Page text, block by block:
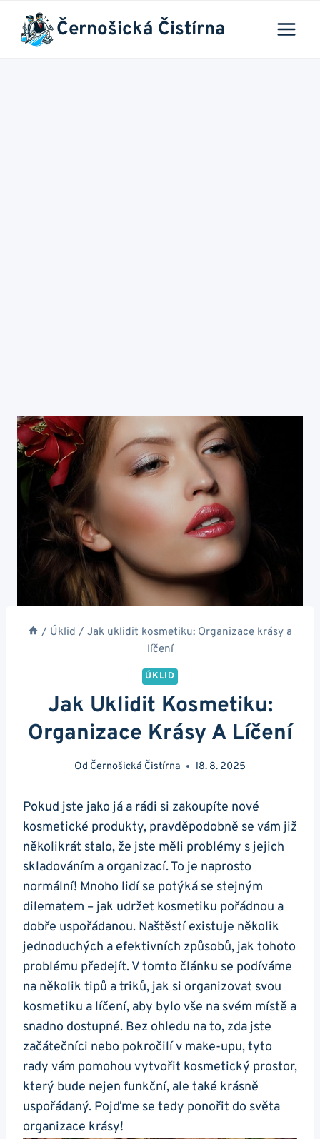
Přeskočit
obsah
Černošická Čistírna
/ Úklid / Jak uklidit kosmetiku: Organizace krásy a
líčení
ÚKLID
Jak Uklidit Kosmetiku:
Organizace Krásy A Líčení
Od Černošická Čistírna 18. 8. 2025
Pokud jste jako já a rádi si zakoupíte nové
kosmetické produkty, pravděpodobně se vám již
několikrát stalo, že jste měli problémy s jejich
skladováním a organizací. To je naprosto
normální! Mnoho lidí se potýká se stejným
dilematem – jak udržet kosmetiku pořádnou a
dobře uspořádanou. Naštěstí existuje několik
jednoduchých a efektivních způsobů, jak tohoto
problému předejít. V tomto článku se podíváme
na několik tipů a triků, jak si organizovat svou
kosmetiku a líčení, aby bylo vše na svém místě a
snadno dostupné. Bez ohledu na to, zda jste
začátečníci nebo pokročilí v make-upu, tyto
rady vám pomohou vytvořit kosmetický prostor,
který bude nejen funkční, ale také krásně
uspořádaný. Pojďme se tedy ponořit do světa
organizace krásy!